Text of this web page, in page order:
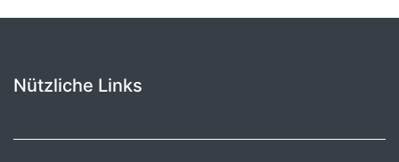
Nützliche Links